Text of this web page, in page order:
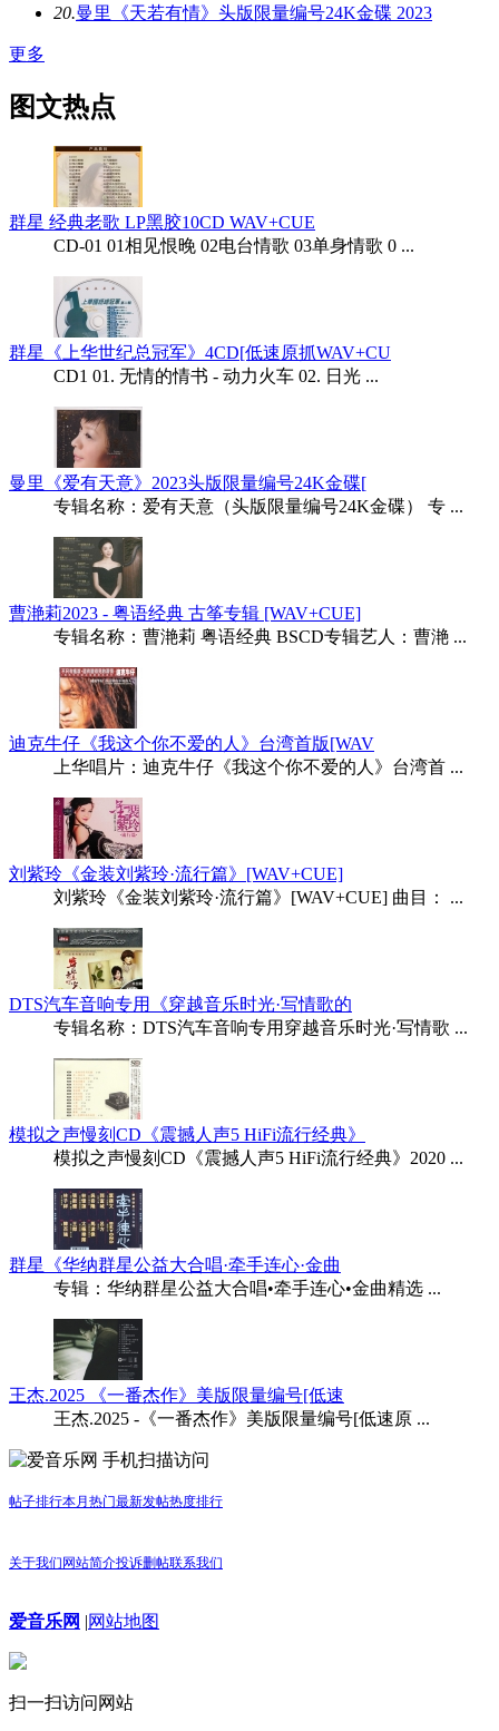
20.曼里《天若有情》头版限量编号24K金碟 2023
更多
图文热点
群星 经典老歌 LP黑胶10CD WAV+CUE
CD-01 01相见恨晚 02电台情歌 03单身情歌 0 ...
群星《上华世纪总冠军》4CD[低速原抓WAV+CU
CD1 01. 无情的情书 - 动力火车 02. 日光 ...
曼里《爱有天意》2023头版限量编号24K金碟[
专辑名称：爱有天意（头版限量编号24K金碟） 专 ...
曹滟莉2023 - 粤语经典 古筝专辑 [WAV+CUE]
专辑名称：曹滟莉 粤语经典 BSCD专辑艺人：曹滟 ...
迪克牛仔《我这个你不爱的人》台湾首版[WAV
上华唱片：迪克牛仔《我这个你不爱的人》台湾首 ...
刘紫玲《金装刘紫玲·流行篇》[WAV+CUE]
刘紫玲《金装刘紫玲·流行篇》[WAV+CUE] 曲目： ...
DTS汽车音响专用《穿越音乐时光·写情歌的
专辑名称：DTS汽车音响专用穿越音乐时光·写情歌 ...
模拟之声慢刻CD《震撼人声5 HiFi流行经典》
模拟之声慢刻CD《震撼人声5 HiFi流行经典》2020 ...
群星《华纳群星公益大合唱·牵手连心·金曲
专辑：华纳群星公益大合唱•牵手连心•金曲精选 ...
王杰.2025 《一番杰作》美版限量编号[低速
王杰.2025 -《一番杰作》美版限量编号[低速原 ...
手机扫描访问
帖子排行本月热门最新发帖热度排行
关于我们 网站简介投诉删帖联系我们
爱音乐网 |网站地图
扫一扫访问网站